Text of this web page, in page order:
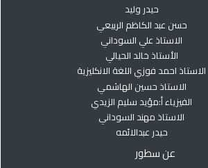
حيدر وليد
حسن عبد الكاظم الربيعي
الاستاذ علي السوداني
الأستاذ خالد الحيالي
الاستاذ احمد فوزي اللغة الانكليزية
الاستاذ حسين الهاشمي
الفيزياء أ:مؤيد سليم الزيدي
الاستاذ مهند السوداني
حيدر عبدالائمه
عن سطور